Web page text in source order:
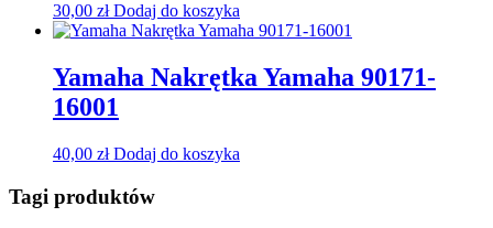
30,00 zł Dodaj do koszyka
Yamaha Nakrętka Yamaha 90171-
16001
40,00 zł Dodaj do koszyka
Tagi produktów